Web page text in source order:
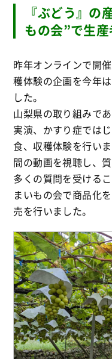
『ぶどう』の
もの会”で生
昨年オンラインで開
穫体験の企画を今年
した。
山梨県の取り組みで
実演、かすり症では
食、収穫体験を行い
間の動画を視聴し、
多くの質問を受ける
まいもの会で商品化
売を行いました。